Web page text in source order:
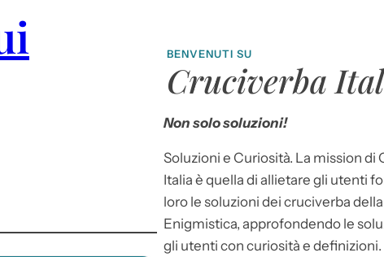
BENVENUTI SU
Cruciverba
Non solo soluzioni!
Soluzioni e Curiosità. La mission di
Italia è quella di allietare gli utenti
loro le soluzioni dei cruciverba
Enigmistica, approfondendo le
gli utenti con curiosità e definizioni.